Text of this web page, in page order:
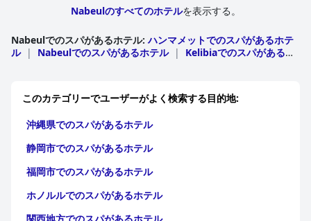
Nabeulのすべてのホテルを表示する。
Nabeulでのスパがあるホテル:ハンマメットでのスパがあるホテ
ル | Nabeulでのスパがあるホテル |
Kelibiaでのスパがあるホ
このカテゴリーでユーザーがよく検索する目的地:
沖縄県でのスパがあるホテル
静岡市でのスパがあるホテル
福岡市でのスパがあるホテル
ホノルルでのスパがあるホテル